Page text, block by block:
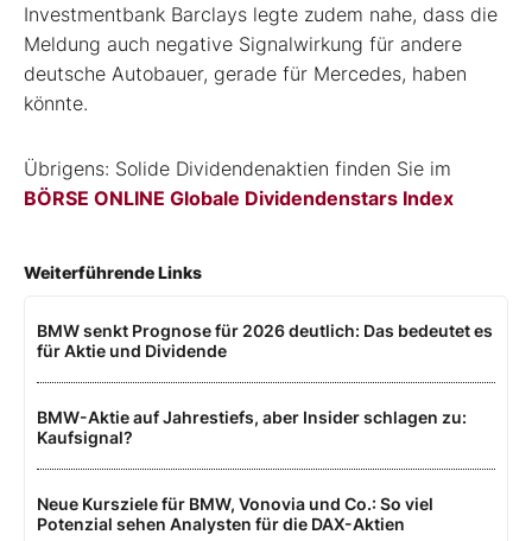
Investmentbank Barclays legte zudem nahe, dass die
Meldung auch negative Signalwirkung für andere
deutsche Autobauer, gerade für Mercedes, haben
könnte.
Übrigens: Solide Dividendenaktien finden Sie im
BÖRSE ONLINE Globale Dividendenstars Index
Weiterführende Links
BMW senkt Prognose für 2026 deutlich: Das bedeutet es
für Aktie und Dividende
BMW-Aktie auf Jahrestiefs, aber Insider schlagen zu:
Kaufsignal?
Neue Kursziele für BMW, Vonovia und Co.: So viel
Potenzial sehen Analysten für die DAX-Aktien